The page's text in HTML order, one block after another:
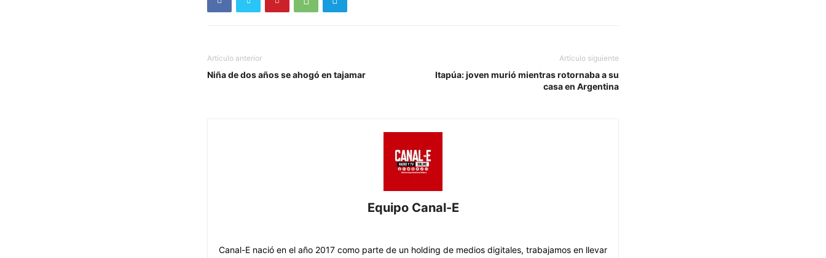
Artículo anterior
Niña de dos años se ahogó en tajamar
Artículo siguiente
Itapúa: joven murió mientras rotornaba a su
casa en Argentina
Equipo Canal-E
Canal-E nació en el año 2017 como parte de un holding de medios digitales, trabajamos en llevar